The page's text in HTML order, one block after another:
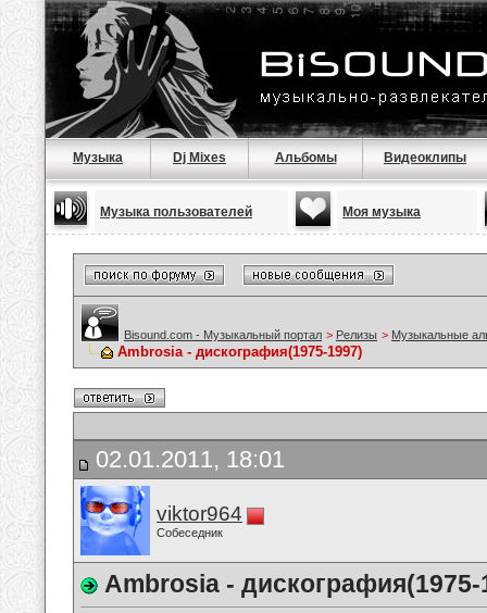
Музыка Dj Mixes Альбомы Видеоклипы
Музыка пользователей Моя музыка
Bisound.com - Музыкальный портал > Релизы > Музыкальные
Ambrosia - дискография(1975-1997)
02.01.2011, 18:01
viktor964
Собеседник
Ambrosia - дискография(1975-